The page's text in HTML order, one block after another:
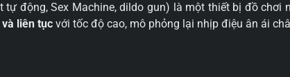
động, Sex Machine, dildo gun) là một thiết bị đồ chơi
liên tục với tốc độ cao, mô phỏng lại nhịp điệu ân ái